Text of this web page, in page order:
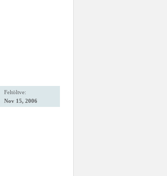
Feltöltve:
Nov 15, 2006